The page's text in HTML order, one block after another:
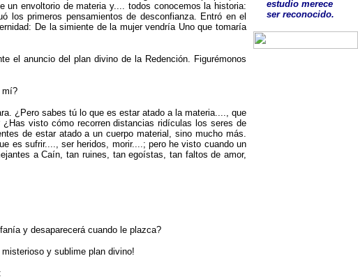
envoltorio de materia y.... todos conocemos la historia:
los primeros pensamientos de desconfianza. Entró en el
De la simiente de la mujer vendría Uno que tomaría
el anuncio del plan divino de la Redención. Figurémonos
mí?
¿Pero sabes tú lo que es estar atado a la materia...., que
visto cómo recorren distancias ridículas los seres de
de estar atado a un cuerpo material, sino mucho más.
es sufrir...., ser heridos, morir....; pero he visto cuando un
a Caín, tan ruines, tan egoístas, tan faltos de amor,
y desaparecerá cuando le plazca?
y sublime plan divino!
estudio merece
serreconocido.